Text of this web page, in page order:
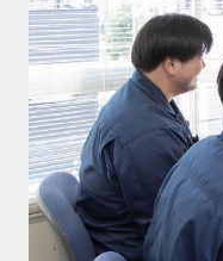
職種紹介
インタビュー
働く環境